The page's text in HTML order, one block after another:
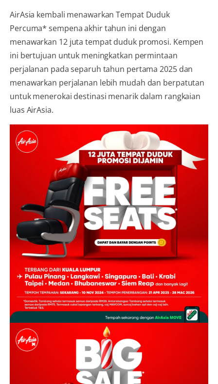
AirAsia kembali menawarkan Tempat Duduk
Percuma* sempena akhir tahun ini dengan
menawarkan 12 juta tempat duduk promosi. Kempen
ini bertujuan untuk meningkatkan permintaan
perjalanan pada separuh tahun pertama 2025 dan
menawarkan perjalanan lebih mudah dan berpatutan
untuk menerokai destinasi menarik dalam rangkaian
luas AirAsia.